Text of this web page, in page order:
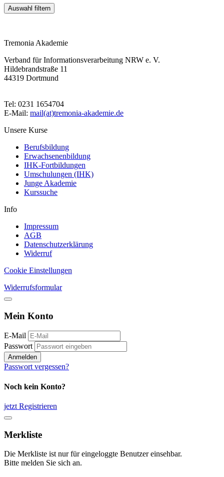
Tremonia Akademie
Verband für Informationsverarbeitung NRW e. V.
Hildebrandstraße 11
44319 Dortmund
Tel: 0231 1654704
E-Mail: mail(at)tremonia-akademie.de
Unsere Kurse
Berufsbildung
Erwachsenenbildung
IHK-Fortbildungen
Umschulungen (IHK)
Junge Akademie
Kurssuche
Info
Impressum
AGB
Datenschutzerklärung
Widerruf
Cookie Einstellungen
Widerrufsformular
Mein Konto
E-Mail
Passwort
Anmelden
Passwort vergessen?
Noch kein Konto?
jetzt Registrieren
Merkliste
Die Merkliste ist nur für eingeloggte Benutzer einsehbar.
Bitte melden Sie sich an.